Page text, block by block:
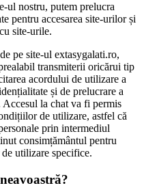
ul nostru, putem prelucra
pentru accesarea site-urilor și
site-urile.
pe site-ul extasygalati.ro,
transmiterii oricărui tip
acordului de utilizare a
și de prelucrare a
Accesul la chat va fi permis
de utilizare, astfel că
prin intermediul
consimțământul pentru
utilizare specifice.